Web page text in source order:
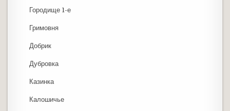
Городище 1-е
Гримовня
Добрик
Дубровка
Казинка
Калошичье